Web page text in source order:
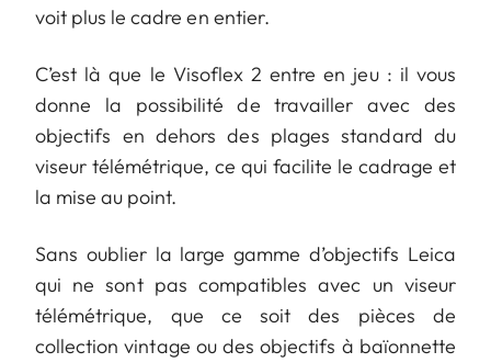
voit plus le cadre en entier.
C’est là que le Visoflex 2 entre en jeu : il vous
donne la possibilité de travailler avec des
objectifs en dehors des plages standard du
viseur télémétrique, ce qui facilite le cadrage et
la mise au point.
Sans oublier la large gamme d’objectifs Leica
qui ne sont pas compatibles avec un viseur
télémétrique, que ce soit des pièces de
collection vintage ou des objectifs à baïonnette